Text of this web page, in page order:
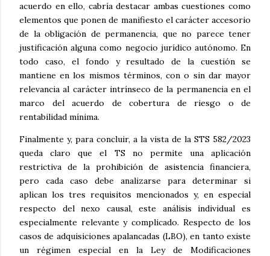
acuerdo en ello, cabría destacar ambas cuestiones como
elementos que ponen de manifiesto el carácter accesorio
de la obligación de permanencia, que no parece tener
justificación alguna como negocio jurídico autónomo. En
todo caso, el fondo y resultado de la cuestión se
mantiene en los mismos términos, con o sin dar mayor
relevancia al carácter intrínseco de la permanencia en el
marco del acuerdo de cobertura de riesgo o de
rentabilidad mínima.
Finalmente y, para concluir, a la vista de la STS 582/2023
queda claro que el TS no permite una aplicación
restrictiva de la prohibición de asistencia financiera,
pero cada caso debe analizarse para determinar si
aplican los tres requisitos mencionados y, en especial
respecto del nexo causal, este análisis individual es
especialmente relevante y complicado. Respecto de los
casos de adquisiciones apalancadas (LBO), en tanto existe
un régimen especial en la Ley de Modificaciones